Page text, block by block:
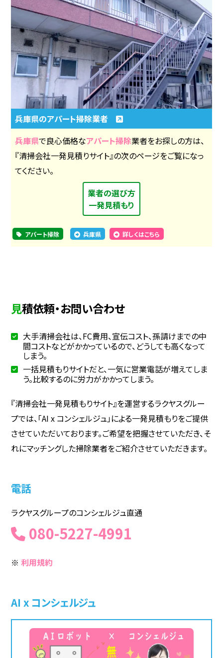
兵庫県のアパート掃除業者
兵庫県で良心価格なアパート掃除業者をお探しの方は、
『清掃会社一発見積りサイト』の次のページをご覧になっ
てください。
業者の選び方
一発見積もり
アパート掃除 兵庫県 詳しくはこちら
見積依頼・お問い合わせ
大手清掃会社は、FC費用、宣伝コスト、孫請けまでの中
間コストなどがかかっているので、どうしても高くなって
しまう。
一括見積もりサイトだと、一気に営業電話が増えてしま
う。比較するのに労力がかかってしまう。
『清掃会社一発見積もりサイト』を運営するラクヤスグルー
プでは、「AI x コンシェルジュ」による一発見積もりをご提供
させていただいております。ご希望を把握させていただき、そ
れにマッチングした掃除業者をご紹介させていただきます。
電話
ラクヤスグループのコンシェルジュ直通
080-5227-4991
※利用規約
AI x コンシェルジュ